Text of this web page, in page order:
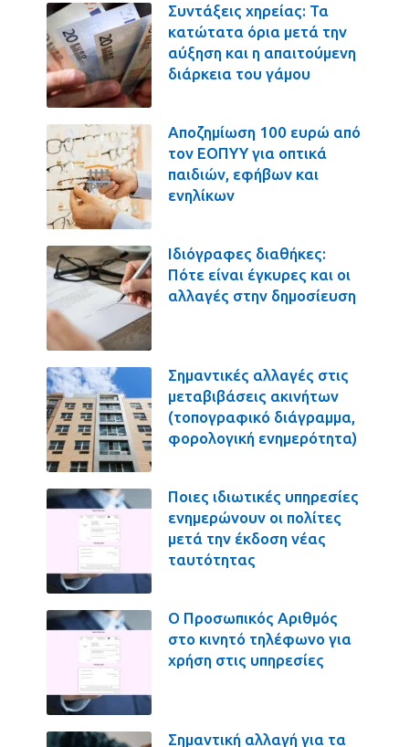
Συντάξεις χηρείας: Τα
κατώτατα όρια μετά την
αύξηση και η απαιτούμενη
διάρκεια του γάμου
Αποζημίωση 100 ευρώ από
τον ΕΟΠΥΥ για οπτικά
παιδιών, εφήβων και
ενηλίκων
Ιδιόγραφες διαθήκες:
Πότε είναι έγκυρες και οι
αλλαγές στην δημοσίευση
Σημαντικές αλλαγές στις
μεταβιβάσεις ακινήτων
(τοπογραφικό διάγραμμα,
φορολογική ενημερότητα)
Ποιες ιδιωτικές υπηρεσίες
ενημερώνουν οι πολίτες
μετά την έκδοση νέας
ταυτότητας
Ο Προσωπικός Αριθμός
στο κινητό τηλέφωνο για
χρήση στις υπηρεσίες
Σημαντική αλλαγή για τα